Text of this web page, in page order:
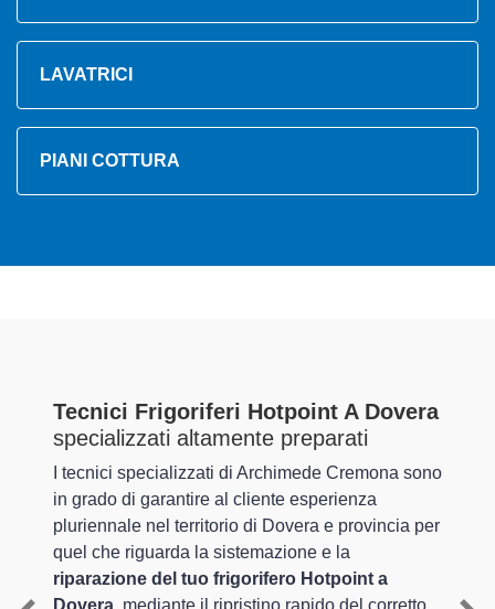
LAVATRICI
PIANI COTTURA
Tecnici Frigoriferi Hotpoint A Dovera
specializzati altamente preparati
I tecnici specializzati di Archimede Cremona sono
in grado di garantire al cliente esperienza
pluriennale nel territorio di Dovera e provincia per
quel che riguarda la sistemazione e la
riparazione del tuo frigorifero Hotpoint a